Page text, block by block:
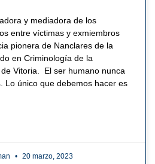
y mediadora de los
entre víctimas y exmiembros
pionera de Nanclares de la
en Criminología de la
Vitoria. El ser humano nunca
Lo único que debemos hacer es
20 marzo, 2023